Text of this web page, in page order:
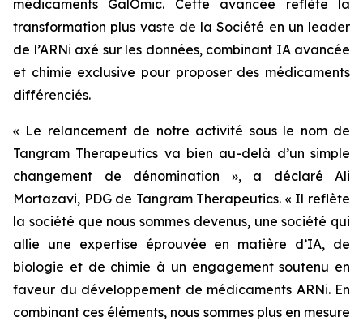
médicaments GalOmic. Cette avancée reflète la
transformation plus vaste de la Société en un leader
de l’ARNi axé sur les données, combinant IA avancée
et chimie exclusive pour proposer des médicaments
différenciés.
« Le relancement de notre activité sous le nom de
Tangram Therapeutics va bien au-delà d’un simple
changement de dénomination », a déclaré Ali
Mortazavi, PDG de Tangram Therapeutics. « Il reflète
la société que nous sommes devenus, une société qui
allie une expertise éprouvée en matière d’IA, de
biologie et de chimie à un engagement soutenu en
faveur du développement de médicaments ARNi. En
combinant ces éléments, nous sommes plus en mesure